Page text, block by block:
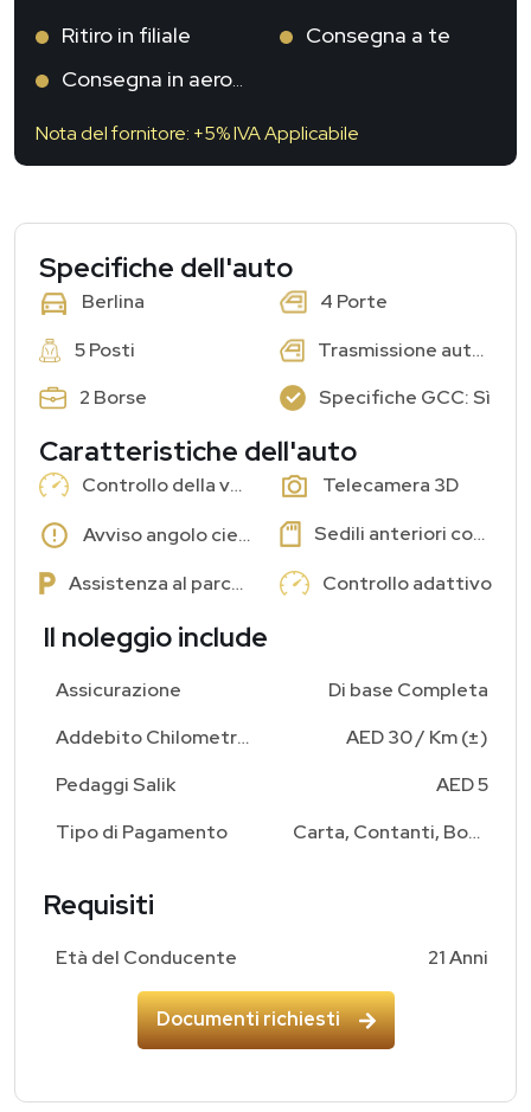
Ritiro in filiale
Consegna a te
Consegna in aeroporto
Nota del fornitore: +5% IVA Applicabile
Specifiche dell'auto
Berlina
4 Porte
5 Posti
Trasmissione automatica
2 Borse
Specifiche GCC: Sì
Caratteristiche dell'auto
Controllo della velocità di crociera
Telecamera 3D
Avviso angolo cieco
Sedili anteriori con memoria
Assistenza al parcheggio
Controllo adattivo
Il noleggio include
Assicurazione
Addebito Chilometraggio Aggiuntivo
Pedaggi Salik
Tipo di Pagamento
Di base Completa
AED 30 / Km (±)
AED 5
Carta, Contanti, Bonifico Bancario
Requisiti
Età del Conducente 21 Anni
Documenti richiesti